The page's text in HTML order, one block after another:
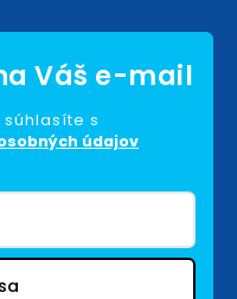
s
údajov